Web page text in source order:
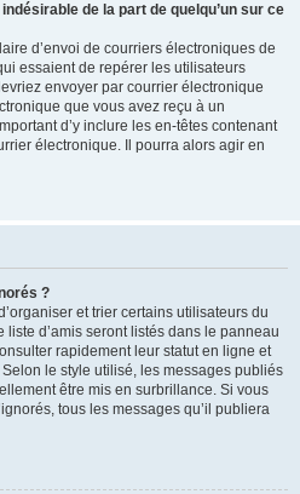
de la part de quelqu’un sur ce
d’envoi de courriers électroniques de
essaient de repérer les utilisateurs
envoyer par courrier électronique
que vous avez reçu à un
d’y inclure les en-têtes contenant
électronique. Il pourra alors agir en
?
et trier certains utilisateurs du
d’amis seront listés dans le panneau
rapidement leur statut en ligne et
le style utilisé, les messages publiés
être mis en surbrillance. Si vous
tous les messages qu’il publiera